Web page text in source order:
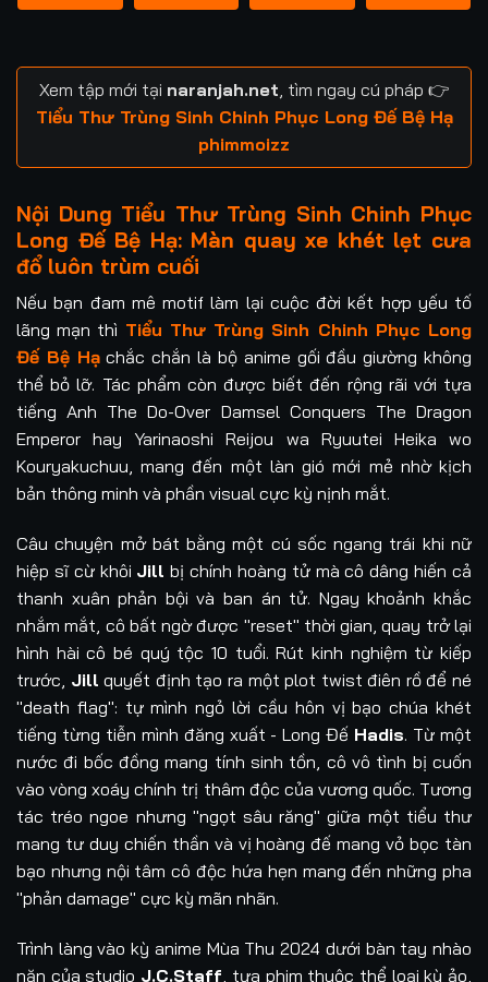
Xem tập mới tại naranjah.net , tìm ngay cú pháp 👉
Tiểu Thư Trùng Sinh Chinh Phục Long Đế Bệ Hạ
phimmoizz
Nội Dung Tiểu Thư Trùng Sinh Chinh Phục
Long Đế Bệ Hạ: Màn quay xe khét lẹt cưa
đổ luôn trùm cuối
Nếu bạn đam mê motif làm lại cuộc đời kết hợp yếu tố
lãng mạn thì Tiểu Thư Trùng Sinh Chinh Phục Long
Đế Bệ Hạchắc chắn là bộ anime gối đầu giường không
thể bỏ lỡ. Tác phẩm còn được biết đến rộng rãi với tựa
tiếng Anh The Do-Over Damsel Conquers The Dragon
Emperor hay Yarinaoshi Reijou wa Ryuutei Heika wo
Kouryakuchuu, mang đến một làn gió mới mẻ nhờ kịch
bản thông minh và phần visual cực kỳ nịnh mắt.
Câu chuyện mở bát bằng một cú sốc ngang trái khi nữ
hiệp sĩ cừ khôi Jill bị chính hoàng tử mà cô dâng hiến cả
thanh xuân phản bội và ban án tử. Ngay khoảnh khắc
nhắm mắt, cô bất ngờ được "reset" thời gian, quay trở lại
hình hài cô bé quý tộc 10 tuổi. Rút kinh nghiệm từ kiếp
trước, Jill quyết định tạo ra một plot twist điên rồ để né
"death flag": tự mình ngỏ lời cầu hôn vị bạo chúa khét
tiếng từng tiễn mình đăng xuất - Long Đế Hadis. Từ một
nước đi bốc đồng mang tính sinh tồn, cô vô tình bị cuốn
vào vòng xoáy chính trị thâm độc của vương quốc. Tương
tác tréo ngoe nhưng "ngọt sâu răng" giữa một tiểu thư
mang tư duy chiến thần và vị hoàng đế mang vỏ bọc tàn
bạo nhưng nội tâm cô độc hứa hẹn mang đến những pha
"phản damage" cực kỳ mãn nhãn.
Trình làng vào kỳ anime Mùa Thu 2024 dưới bàn tay nhào
nặn của studio J.C.Staff , tựa phim thuộc thể loại kỳ ảo,